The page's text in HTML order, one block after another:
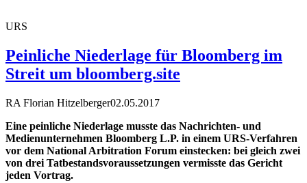
URS
Peinliche Niederlage für Bloomberg im
Streit um bloomberg.site
RA Florian Hitzelberger02.05.2017
Eine peinliche Niederlage musste das Nachrichten- und
Medienunternehmen Bloomberg L.P. in einem URS-Verfahren
vor dem National Arbitration Forum einstecken: bei gleich zwei
von drei Tatbestandsvoraussetzungen vermisste das Gericht
jeden Vortrag.